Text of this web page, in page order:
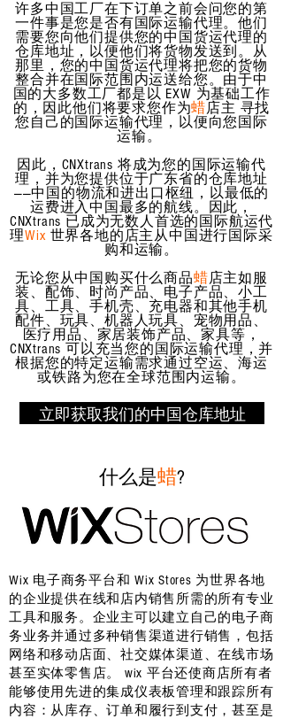
许多中国工厂在下订单之前会问您的第
一件事是您是否有国际运输代理。他们
需要您向他们提供您的中国货运代理的
仓库地址，以便他们将货物发送到。从
那里，您的中国货运代理将把您的货物
整合并在国际范围内运送给您。由于中
国的大多数工厂都是以 EXW 为基础工作
的，因此他们将要求您作为蜡店主 寻找
您自己的国际运输代理，以便向您国际
运输。
因此，CNXtrans 将成为您的国际运输代
理，并为您提供位于广东省的仓库地址
——中国的物流和进出口枢纽，以最低的
运费进入中国最多的航线。因此，
CNXtrans 已成为无数人首选的国际航运代
理Wix 世界各地的店主从中国进行国际采
购和运输。
无论您从中国购买什么商品蜡店主如服
装、配饰、时尚产品、电子产品、小工
具、工具、手机壳、充电器和其他手机
配件、玩具、机器人玩具、宠物用品、
医疗用品、家居装饰产品、家具等，
CNXtrans 可以充当您的国际运输代理，并
根据您的特定运输需求通过空运、海运
或铁路为您在全球范围内运输。
立即获取我们的中国仓库地址
什么是蜡?
Wix 电子商务平台和 Wix Stores 为世界各地
的企业提供在线和店内销售所需的所有专业
工具和服务。企业主可以建立自己的电子商
务业务并通过多种销售渠道进行销售，包括
网络和移动店面、社交媒体渠道、在线市场
甚至实体零售店。 wix 平台还使商店所有者
能够使用先进的集成仪表板管理和跟踪所有
内容：从库存、订单和履行到支付，甚至是